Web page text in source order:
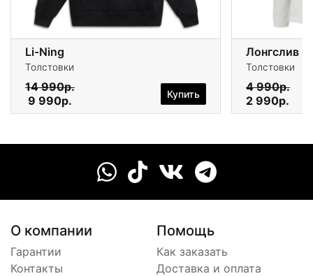
Li-Ning
Толстовки
14 990р.
9 990р.
Купить
Лонгслив
Толстовки
4 990р.
2 990р.
О компании
Гарантии
Контакты
Помощь
Как заказать
Доставка и оплата